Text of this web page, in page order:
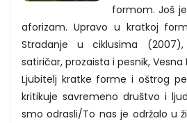
formom. Još
aforizam. Upravo u kratkoj
Stradanje u ciklusima
satiričar, prozaista i pesnik, Vesna
Ljubitelj kratke forme i oštrog
kritikuje savremeno društvo i
smo odrasli/To nas je održalo u